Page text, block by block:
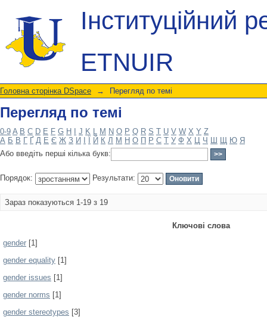
Інституційний
ETNUIR
Перегляд по темі
Головна сторінка DSpace → Перегляд по темі
Перегляд по темі
0-9 A B C D E F G H J K L M N O P Q R S T U V W X Y Z
А Б В Г Ґ Д Е Є Ж З И Й К Л М Н О П Р С Т У Ф Х Ц Ч Ш Щ Ю Я
Або введіть перші кілька букв:
Порядок: Результати:
Зараз показуються 1-19 з 19
Ключові слова
gender [1]
gender equality [1]
gender issues [1]
gender norms [1]
gender stereotypes [3]